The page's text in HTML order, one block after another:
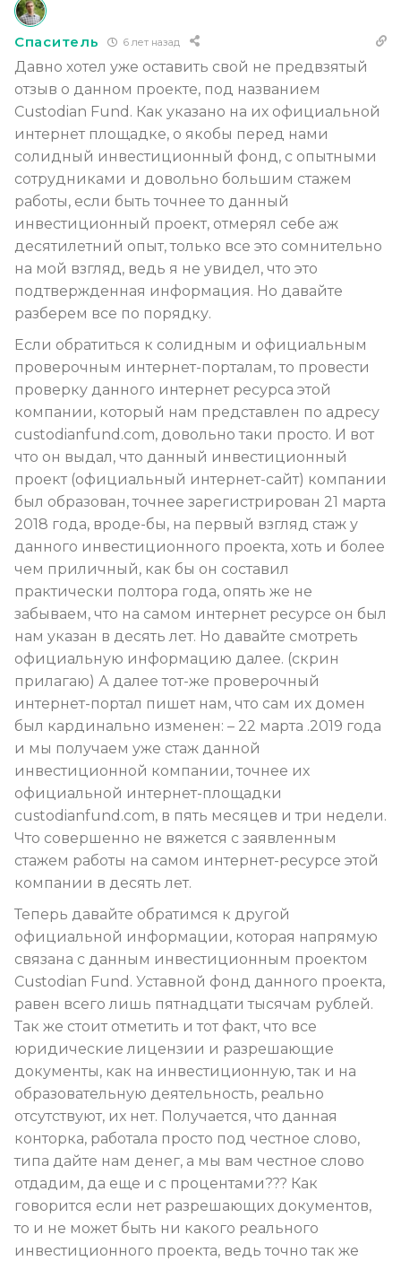
Спаситель 6 лет назад
Давно хотел уже оставить свой не предвзятый
отзыв о данном проекте, под названием
Custodian Fund. Как указано на их официальной
интернет площадке, о якобы перед нами
солидный инвестиционный фонд, с опытными
сотрудниками и довольно большим стажем
работы, если быть точнее то данный
инвестиционный проект, отмерял себе аж
десятилетний опыт, только все это сомнительно
на мой взгляд, ведь я не увидел, что это
подтвержденная информация. Но давайте
разберем все по порядку.
Если обратиться к солидным и официальным
проверочным интернет-порталам, то провести
проверку данного интернет ресурса этой
компании, который нам представлен по адресу
custodianfund.com, довольно таки просто. И вот
что он выдал, что данный инвестиционный
проект (официальный интернет-сайт) компании
был образован, точнее зарегистрирован 21 марта
2018 года, вроде-бы, на первый взгляд стаж у
данного инвестиционного проекта, хоть и более
чем приличный, как бы он составил
практически полтора года, опять же не
забываем, что на самом интернет ресурсе он был
нам указан в десять лет. Но давайте смотреть
официальную информацию далее. (скрин
прилагаю) А далее тот-же проверочный
интернет-портал пишет нам, что сам их домен
был кардинально изменен: – 22 марта .2019 года
и мы получаем уже стаж данной
инвестиционной компании, точнее их
официальной интернет-площадки
custodianfund.com, в пять месяцев и три недели.
Что совершенно не вяжется с заявленным
стажем работы на самом интернет-ресурсе этой
компании в десять лет.
Теперь давайте обратимся к другой
официальной информации, которая напрямую
связана с данным инвестиционным проектом
Custodian Fund. Уставной фонд данного проекта,
равен всего лишь пятнадцати тысячам рублей.
Так же стоит отметить и тот факт, что все
юридические лицензии и разрешающие
документы, как на инвестиционную, так и на
образовательную деятельность, реально
отсутствуют, их нет. Получается, что данная
конторка, работала просто под честное слово,
типа дайте нам денег, а мы вам честное слово
отдадим, да еще и с процентами??? Как
говорится если нет разрешающих документов,
то и не может быть ни какого реального
инвестиционного проекта, ведь точно так же